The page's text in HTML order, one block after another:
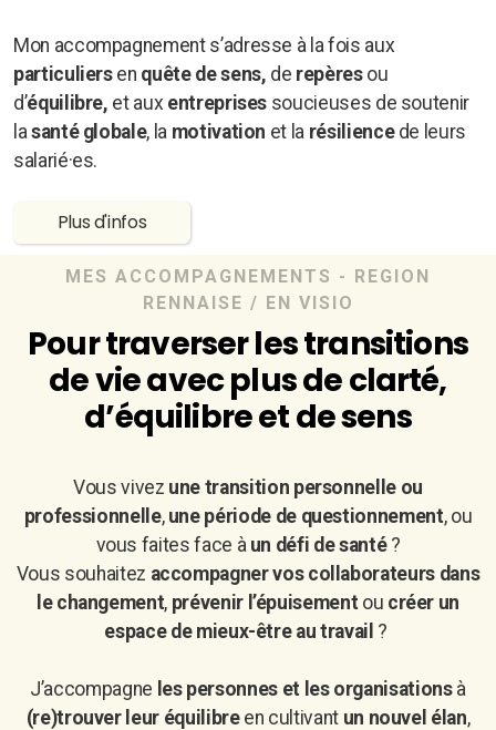
Mon accompagnement s’adresse à la fois aux
particuliersen quête de sens, de repèresou
d’équilibre, et aux entreprises soucieuses de soutenir
lasanté globale, la motivation et la résiliencede leurs
salarié·es.
Plus d'infos
MES ACCOMPAGNEMENTS - REGION
RENNAISE / EN VISIO
Pour traverser les transitions
de vie avec plus de clarté,
d’équilibre et de sens
Vous vivez une transition personnelle ou
professionnelle, une période de questionnement, ou
vous faites face à un défi de santé?
Vous souhaitez accompagner vos collaborateurs dans
le changement, prévenir l’épuisement ou créer un
espace de mieux-être au travail ?
J’accompagne les personnes et les organisationsà
(re)trouver leur équilibreen cultivant un nouvel élan,